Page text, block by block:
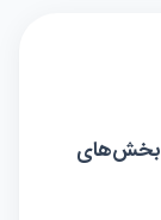
بخش‌های